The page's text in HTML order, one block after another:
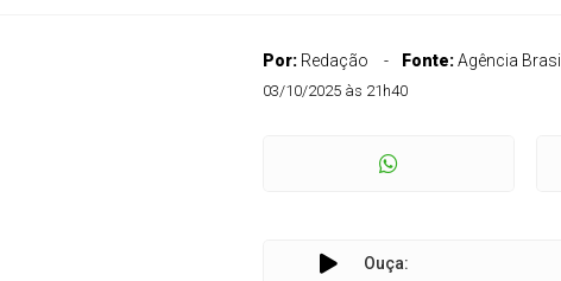
Por: Redação Fonte:Agência Brasil
03/10/2025 às 21h40
Ouça: